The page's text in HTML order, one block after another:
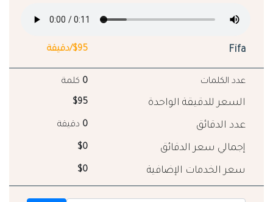
Fifa $95/دقيقة
عدد الكلمات 0 كلمة
السعر للدقيقة الواحدة $95
عدد الدقائق 0 دقيقة
إجمالي سعر الدقائق $0
سعر الخدمات الإضافية $0